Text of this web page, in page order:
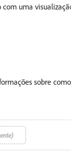
uma
sobre